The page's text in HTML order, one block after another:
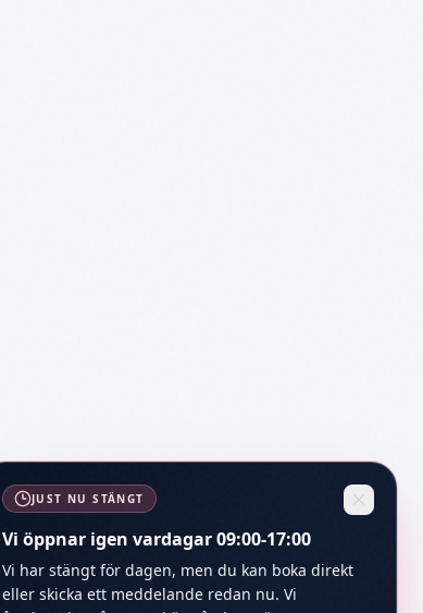
JUST NU STÄNGT
Vi öppnar igen vardagar 09:00-17:00
Vi har stängt för dagen, men du kan boka direkt
eller skicka ett meddelande redan nu. Vi